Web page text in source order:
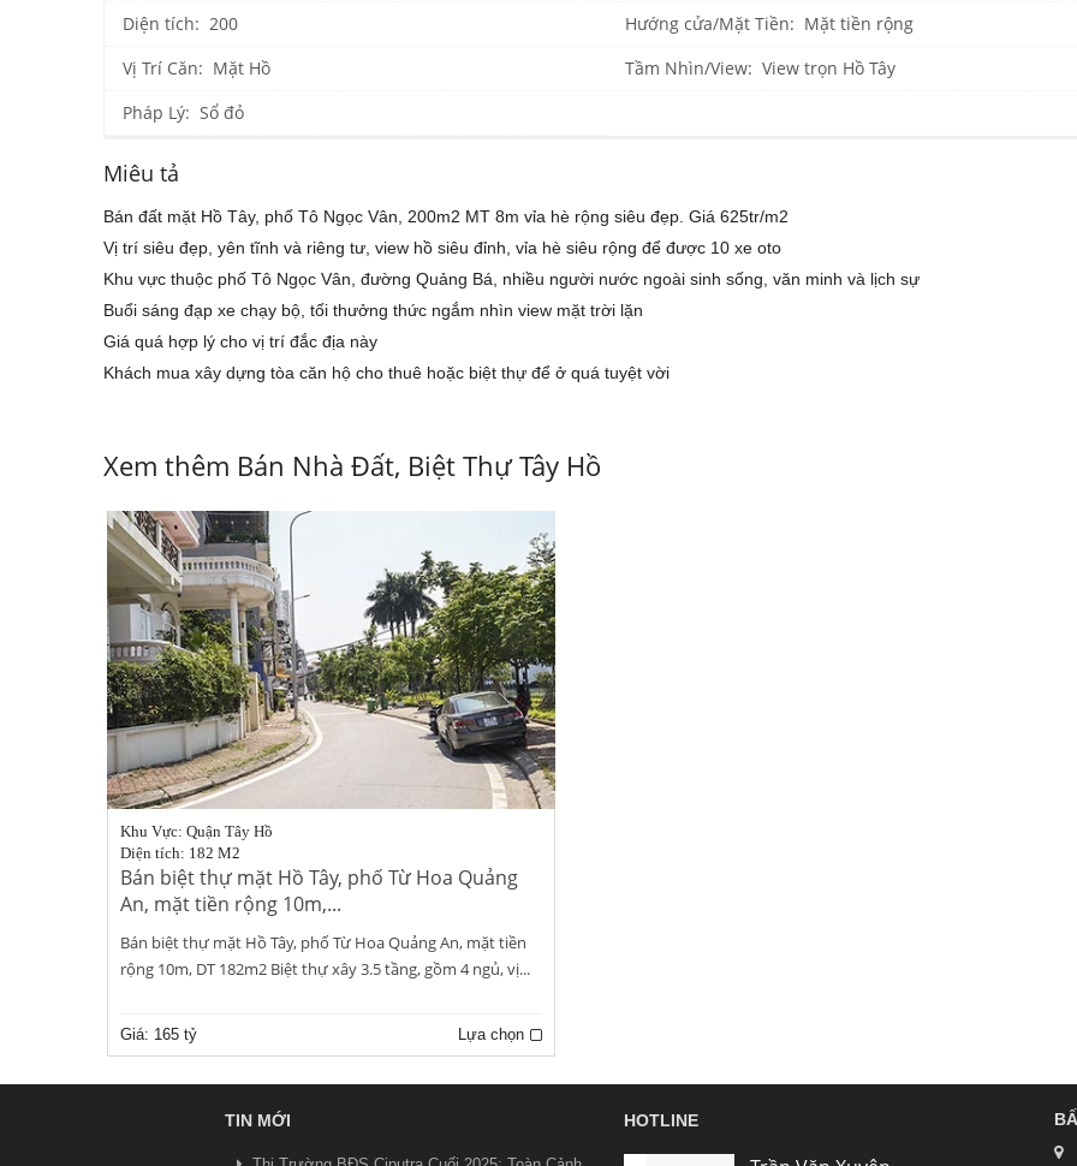
Diện tích: 200
Hướng cửa/Mặt Tiền: Mặt tiền rộng
Vị Trí Căn: Mặt Hồ
Tầm Nhìn/View: View trọn Hồ Tây
Pháp Lý: Sổ đỏ
Miêu tả
Bán đất mặt Hồ Tây, phố Tô Ngọc Vân, 200m2 MT 8m vỉa hè rộng siêu đẹp. Giá 625tr/m2
Vị trí siêu đẹp, yên tĩnh và riêng tư, view hồ siêu đỉnh, vỉa hè siêu rộng để được 10 xe oto
Khu vực thuộc phố Tô Ngọc Vân, đường Quảng Bá, nhiều người nước ngoài sinh sống, văn minh và lịch sự
Buổi sáng đạp xe chạy bộ, tối thưởng thức ngắm nhìn view mặt trời lặn
Giá quá hợp lý cho vị trí đắc địa này
Khách mua xây dựng tòa căn hộ cho thuê hoặc biệt thự để ở quá tuyệt vời
Xem thêm Bán Nhà Đất, Biệt Thự Tây Hồ
Khu Vực: Quận Tây Hồ
Diện tích: 182 M2
Bán biệt thự mặt Hồ Tây, phố Từ Hoa Quảng
An, mặt tiền rộng 10m,...
Bán biệt thự mặt Hồ Tây, phố Từ Hoa Quảng An, mặt tiền
rộng 10m, DT 182m2 Biệt thự xây 3.5 tầng, gồm 4 ngủ, vị...
Giá: 165 tỷ Lựa chọn
TIN MỚI HOTLINE